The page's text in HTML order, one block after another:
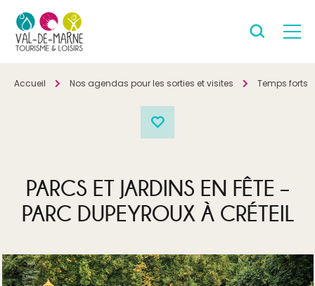
Accueil Nos agendas pour les sorties et visites Temps forts
PARCS ET JARDINS EN FÊTE –
PARC DUPEYROUX À CRÉTEIL